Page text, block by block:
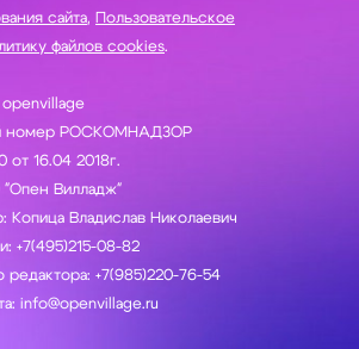
сайта,
Пользовательское
файлов cookies.
номер РОСКОМНАДЗОР
16.04 2018г.
Вилладж"
Копица Владислав Николаевич
+7(495)215-08-82
редактора: +7(985)220-76-54
info@openvillage.ru